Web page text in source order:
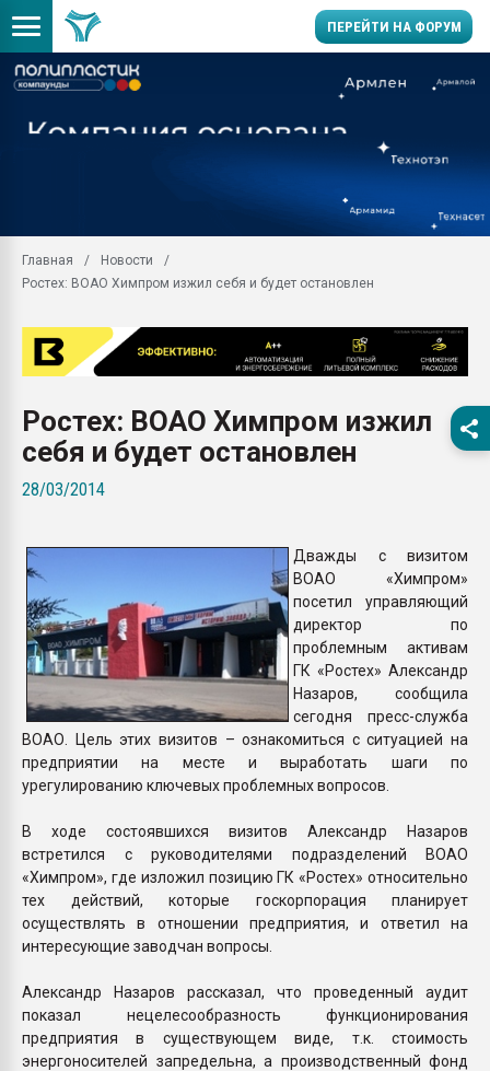
ПЕРЕЙТИ НА ФОРУМ
первый план в
пластмасс
ситуацией на
Продам отходы
поликарбоната и АБС-
26.07.2022 "Сибирский
намного дороже
ПЕРЕЙТИ НА
Главная
Новости
Ростех: ВОАО Химпром изжил себя и будет остановлен
Ростех: ВОАО Химпром изжил
себя и будет остановлен
28/03/2014
Дважды с визитом
ВОАО «Химпром»
посетил управляющий
директор по
проблемным активам
ГК «Ростех» Александр
Назаров, сообщила
сегодня пресс-служба
ВОАО. Цель этих визитов – ознакомиться с ситуацией на
предприятии на месте и выработать шаги по
урегулированию ключевых проблемных вопросов.
В ходе состоявшихся визитов Александр Назаров
встретился с руководителями подразделений ВОАО
«Химпром», где изложил позицию ГК «Ростех» относительно
тех действий, которые госкорпорация планирует
осуществлять в отношении предприятия, и ответил на
интересующие заводчан вопросы.
Александр Назаров рассказал, что проведенный аудит
показал нецелесообразность функционирования
предприятия в существующем виде, т.к. стоимость
энергоносителей запредельна, а производственный фонд